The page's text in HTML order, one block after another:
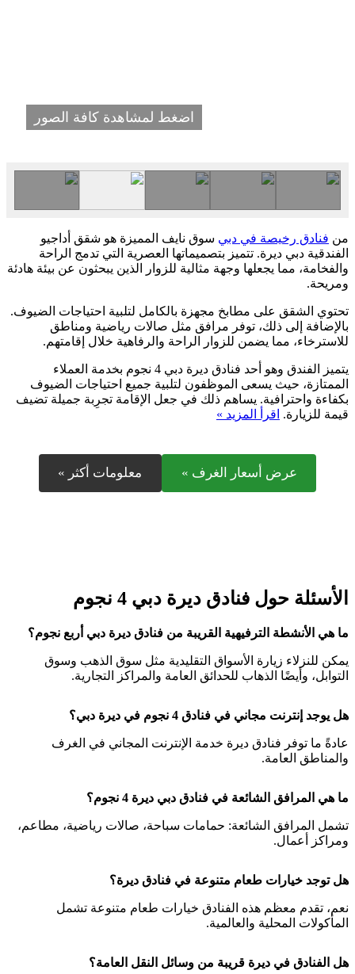
اضغط لمشاهدة كافة الصور
من فنادق رخيصة في دبي سوق نايف المميزة هو شقق أداجيو
الفندقية دبي ديرة. تتميز بتصميماتها العصرية التي تدمج الراحة
والفخامة، مما يجعلها وجهة مثالية للزوار الذين يبحثون عن بيئة هادئة
ومريحة.
تحتوي الشقق على مطابخ مجهزة بالكامل لتلبية احتياجات الضيوف.
بالإضافة إلى ذلك، توفر مرافق مثل صالات رياضية ومناطق
للاسترخاء، مما يضمن للزوار الراحة والرفاهية خلال إقامتهم.
يتميز الفندق وهو أحد فنادق ديرة دبي 4 نجوم بخدمة العملاء
الممتازة، حيث يسعى الموظفون لتلبية جميع احتياجات الضيوف
بكفاءة واحترافية. يساهم ذلك في جعل الإقامة تجرِبة جميلة تضيف
قيمة للزيارة. اقرأ المزيد »
عرض أسعار الغرف » معلومات أكثر »
الأسئلة حول فنادق ديرة دبي 4 نجوم
ما هي الأنشطة الترفيهية القريبة من فنادق ديرة دبي أربع نجوم؟
يمكن للنزلاء زيارة الأسواق التقليدية مثل سوق الذهب وسوق
التوابل، وأيضًا الذهاب للحدائق العامة والمراكز التجارية.
هل يوجد إنترنت مجاني في فنادق 4 نجوم في ديرة دبي؟
عادةً ما توفر فنادق ديرة خدمة الإنترنت المجاني في الغرف
والمناطق العامة.
ما هي المرافق الشائعة في فنادق دبي ديرة 4 نجوم؟
تشمل المرافق الشائعة: حمامات سباحة، صالات رياضية، مطاعم،
ومراكز أعمال.
هل توجد خيارات طعام متنوعة في فنادق ديرة؟
نعم، تقدم معظم هذه الفنادق خيارات طعام متنوعة تشمل
المأكولات المحلية والعالمية.
هل الفنادق في ديرة قريبة من وسائل النقل العامة؟